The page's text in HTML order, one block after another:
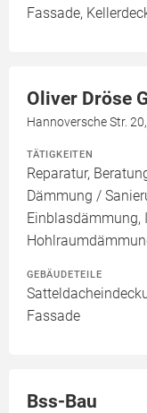
Fassade,
Oliver Dröse
Hannoversche Str.
TÄTIGKEITEN
Reparatur,
Dämmung /
Einblasdämmung,
GEBÄUDETEILE
Fassade
Bss-Bau